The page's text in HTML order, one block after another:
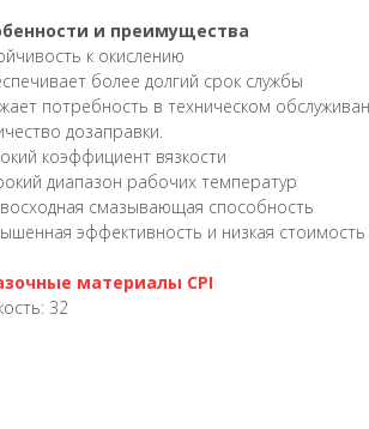
и преимущества
к окислению
более долгий срок службы
потребность в техническом
дозаправки.
коэффициент вязкости
диапазон рабочих температур
смазывающая способность
эффективность и низкая стоимость
материалы CPI
32